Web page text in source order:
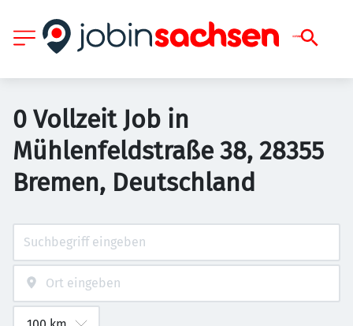
0 Vollzeit Job in
Mühlenfeldstraße 38, 28355
Bremen, Deutschland